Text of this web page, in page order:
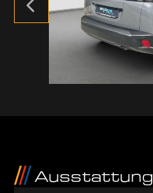
Ausstattung